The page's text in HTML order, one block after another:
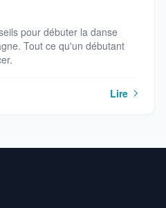
pour débuter la danse
Tout ce qu'un débutant
Lire